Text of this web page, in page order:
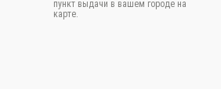
пункт выдачи в вашем городе на
карте.